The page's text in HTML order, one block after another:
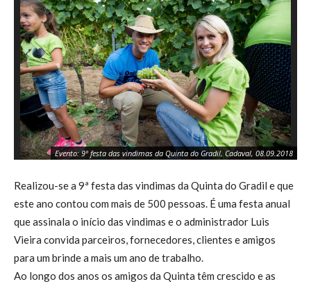
Evento: 9ª festa das vindimas da Quinta do Gradil, Cadaval, 08.09.2018
Realizou-se a 9ª festa das vindimas da Quinta do Gradil e que
este ano contou com mais de 500 pessoas. É uma festa anual
que assinala o início das vindimas e o administrador Luis
Vieira convida parceiros, fornecedores, clientes e amigos
para um brinde a mais um ano de trabalho.
Ao longo dos anos os amigos da Quinta têm crescido e as